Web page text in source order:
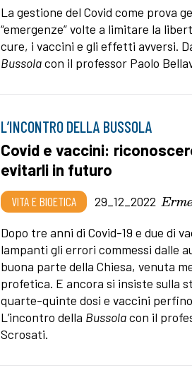
La gestione del Covid come prova
“emergenze” volte a limitare la
cure, i vaccini e gli effetti avversi.
Bussolacon il professor Paolo
L’INCONTRO DELLA BUSSOLA
Covid e vaccini:
evitarli in futuro
VITA E BIOETICA 29_12_2022
Dopo tre anni di Covid-19 e due di
lampanti gli errori commessi dalle
buona parte della Chiesa, venuta
profetica. E ancora si insiste sulla
quarte-quinte dosi e vaccini
L’incontro della Bussolacon il
Scrosati.